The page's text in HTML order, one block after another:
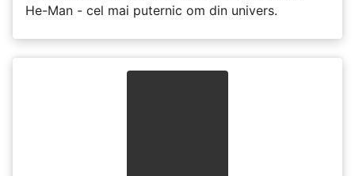
He-Man - cel mai puternic om din univers.